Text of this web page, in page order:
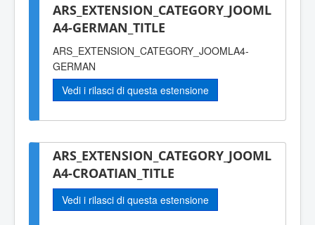
ARS_EXTENSION_CATEGORY_JOOML
A4-GERMAN_TITLE
ARS_EXTENSION_CATEGORY_JOOMLA4-
GERMAN
Vedi i rilasci di questa estensione
ARS_EXTENSION_CATEGORY_JOOML
A4-CROATIAN_TITLE
Vedi i rilasci di questa estensione